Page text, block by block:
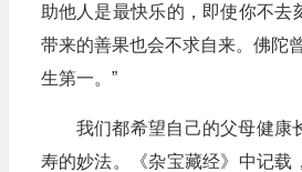
助他人是最快乐的，即使你不去
带来的善果也会不求自来。佛陀
生第一。”
我们都希望自己的父母健康
寿的妙法。《杂宝藏经》中记载